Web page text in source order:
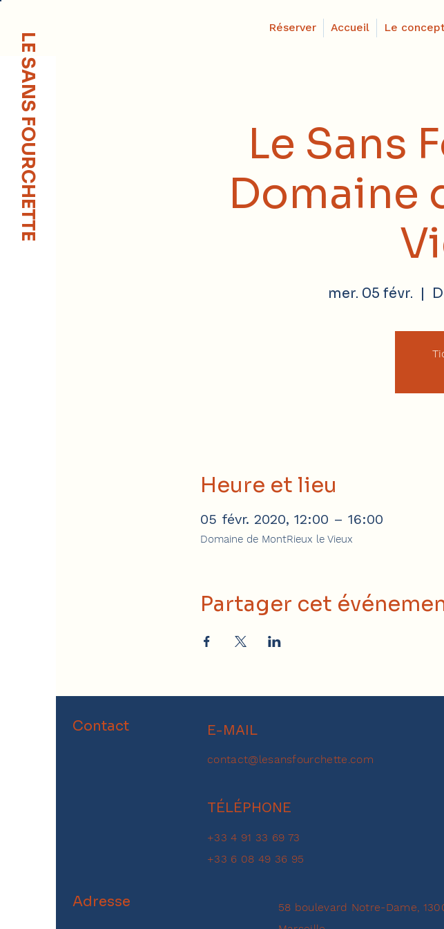
Réserver Accueil Le
LE SANS FOURCHETTE
Le Sans
Domaine
mer. 05 févr.
  |
Heure et lieu
05 févr. 2020, 12:00 – 16:00
Domaine de MontRieux le Vieux
Partager cet
Contact E-MAIL
contact@lesansfourchette.com
TÉLÉPHONE
+33 4 91 33 69 73
+33 6 08 49 36 95
Adresse
58 boulevard Notre-Dame,